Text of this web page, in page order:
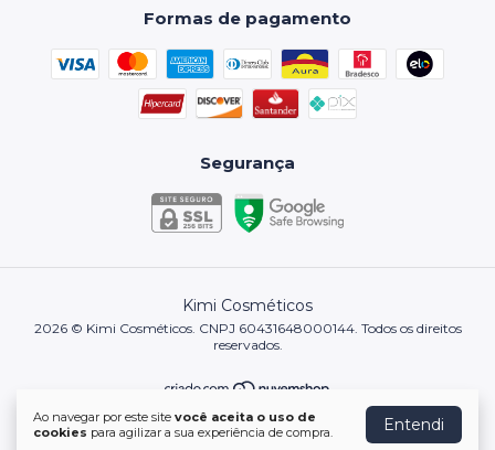
Ao navegar por este site você aceita o uso de
cookies para agilizar a sua experiência de compra. Entendi
Formas de pagamento
Segurança
Kimi Cosméticos
2026 © Kimi Cosméticos. CNPJ 60431648000144. Todos os direitos
reservados.
Desenvolvido por: ldias.digital